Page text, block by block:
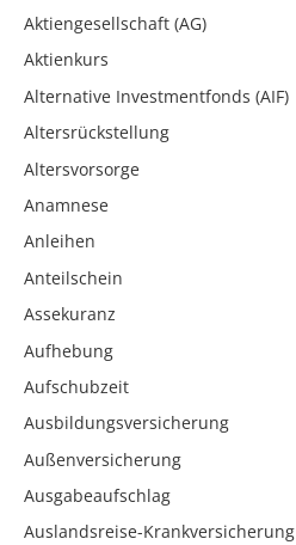
Aktiengesellschaft (AG)
Aktienkurs
Alternative Investmentfonds (AIF)
Altersrückstellung
Altersvorsorge
Anamnese
Anleihen
Anteilschein
Assekuranz
Aufhebung
Aufschubzeit
Ausbildungsversicherung
Außenversicherung
Ausgabeaufschlag
Auslandsreise-Krankversicherung